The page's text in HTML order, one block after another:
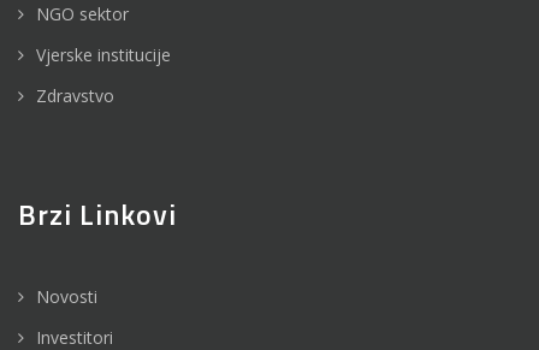
NGO sektor
Vjerske institucije
Zdravstvo
Brzi Linkovi
Novosti
Investitori